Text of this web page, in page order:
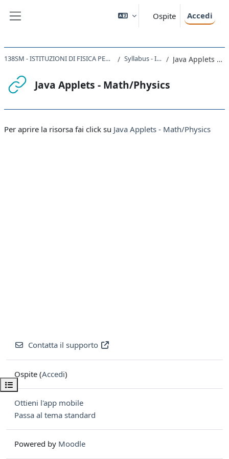
Ospite Accedi
Apri indice del corso
138SM - ISTITUZIONI DI FISICA PER IL SISTEMA TERRA 2021/22 Syllabus - Introduzione Java Applets - Math/Physics
Java Applets - Math/Physics
Per aprire la risorsa fai click su Java Applets - Math/Physics
Contatta il supporto
Ospite (Accedi)
Ottieni l'app mobile
Passa al tema standard
Powered by Moodle